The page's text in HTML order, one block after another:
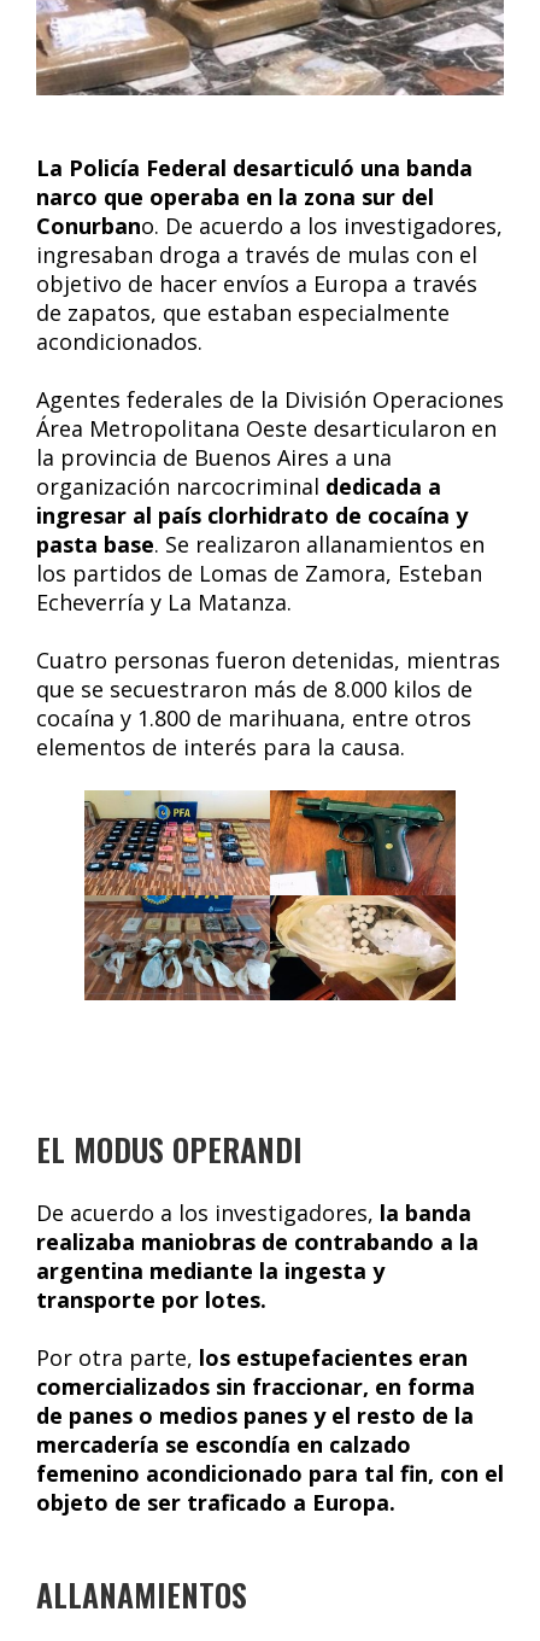
La Policía Federal desarticuló una banda
narco que operaba en la zona sur del
Conurbano. De acuerdo a los investigadores,
ingresaban droga a través de mulas con el
objetivo de hacer envíos a Europa a través
de zapatos, que estaban especialmente
acondicionados.
Agentes federales de la División Operaciones
Área Metropolitana Oeste desarticularon en
la provincia de Buenos Aires a una
organización narcocriminal dedicada a
ingresar al país clorhidrato de cocaína y
pasta base. Se realizaron allanamientos en
los partidos de Lomas de Zamora, Esteban
Echeverría y La Matanza.
Cuatro personas fueron detenidas, mientras
que se secuestraron más de 8.000 kilos de
cocaína y 1.800 de marihuana, entre otros
elementos de interés para la causa.
EL MODUS OPERANDI
De acuerdo a los investigadores, la banda
realizaba maniobras de contrabando a la
argentina mediante la ingesta y
transporte por lotes.
Por otra parte, los estupefacientes eran
comercializados sin fraccionar, en forma
de panes o medios panes y el resto de la
mercadería se escondía en calzado
femenino acondicionado para tal fin, con el
objeto de ser traficado a Europa.
ALLANAMIENTOS